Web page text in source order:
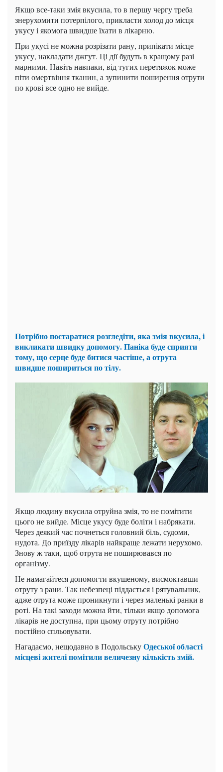
Якщо все-таки змія вкусила, то в першу чергу треба
знерухомити потерпілого, прикласти холод до місця
укусу і якомога швидше їхати в лікарню.
При укусі не можна розрізати рану, припікати місце
укусу, накладати джгут. Ці дії будуть в кращому разі
марними. Навіть навпаки, від тугих перетяжок може
піти омертвіння тканин, а зупинити поширення отрути
по крові все одно не вийде.
Потрібно постаратися розгледіти, яка змія вкусила, і
викликати швидку допомогу. Паніка буде сприяти
тому, що серце буде битися частіше, а отрута
швидше пошириться по тілу.
Якщо людину вкусила отруйна змія, то не помітити
цього не вийде. Місце укусу буде боліти і набрякати.
Через деякий час почнеться головний біль, судоми,
нудота. До приїзду лікарів найкраще лежати нерухомо.
Знову ж таки, щоб отрута не поширювався по
організму.
Не намагайтеся допомогти вкушеному, висмоктавши
отруту з рани. Так небезпеці піддасться і рятувальник,
адже отрута може проникнути і через маленькі ранки в
роті. На такі заходи можна йти, тільки якщо допомога
лікарів не доступна, при цьому отруту потрібно
постійно спльовувати.
Нагадаємо, нещодавно в ПодольськуОдеської області
місцеві жителі помітили величезну кількість змій.